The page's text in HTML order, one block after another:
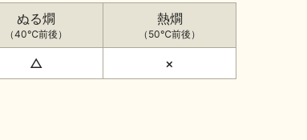
ぬる燗
（40℃前後）
熱燗
（50℃前後）
△ ×